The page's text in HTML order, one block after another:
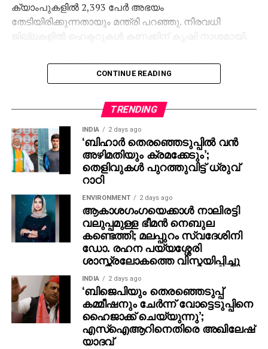
ക്യാംപുകളില്‍ 2,393 പേര്‍ അഭയം
തേടിയിരിക്കുന്നതായും മന്ത്രി പറഞ്ഞു. നിരവധി
ജില്ലകളില്‍ ഹെക്ടറുകള്‍ കണക്കിന് കൃഷി നാശമായി.
ചുഴലിക്കാറ്റ് നിലവില്‍ ചെന്നൈ തീരത്തു നിന്ന്
ഏകദേശം 180 കിലോമീറ്റര്‍ അകലെയാണ്. മണിക്കൂറില്‍
വൈകിട്ടോടെ ഇത് തീവ്രന്യൂനമര്‍ദ്ദമാവുകയും, 24
മണിക്കൂറിനുള്ളില്‍ ചെന്നൈ തീരത്തിന് സമീപം
എത്തുമ്പോഴേക്കും ശക്തി കുറച്ച് ന്യൂനമര്‍ദ്ദമായി
മാറുകയും ചെയ്യും. കരയോട് അടുക്കുമ്പോള്‍
തീരദേശ ജില്ലകളില്‍ ശക്തമായ മഴയും കാറ്റും
അനുഭവപ്പെടും. മറീന, പട്ടിണപ്പാക്കം, ബസന്ത് നഗര്‍
തുടങ്ങിയ ബീച്ചുകളില്‍ സഞ്ചാര നിരോധനം
ഏര്‍പ്പെടുത്തിയിട്ടുണ്ട്.
ശ്രീലങ്കയില്‍ ഡിറ്റ് വാ ഗുരുതര നാശം വിതച്ചിട്ടുണ്ട്.
മരണം 159 ആയി ഉയര്‍ന്നിരിക്കുകയാണ്. 191 പേര്‍
കാണാതായിട്ടുണ്ട്. ഇന്ത്യന്‍ നാവികസേനയും
എന്‍ഡിആര്‍എഫ് സമ്പ്രദായങ്ങളും ശ്രീലങ്കയില്‍
വ്യാപകമായ രക്ഷാപ്രവര്‍ത്തനം തുടരുന്നുണ്ട്.
രാജ്യത്ത് പ്രസിഡന്റ് അനുര കുമാര ദിസ്സനായകെ
അടിയന്തരാവസ്ഥ പ്രഖ്യാപിച്ചിട്ടുണ്ട്.
CONTINUE READING
TRENDING
INDIA 2 days ago
‘ബിഹാർ തെരഞ്ഞെടുപ്പിൽ വൻ
അഴിമതിയും ക്രമക്കേടും’;
തെളിവുകൾ പുറത്തുവിട്ട് ധ്രുവ്
റാഠി
ENVIRONMENT 2 days ago
ആകാശഗംഗയെക്കാള്‍ നാലിരട്ടി
വലുപ്പമുള്ള ഭീമന്‍ നെബുല
കണ്ടെത്തി; മലപ്പുറം സ്വദേശിനി
ഡോ. രഹന പയ്യശ്ശേരി
ശാസ്ത്രലോകത്തെ വിസ്മയിപ്പിച്ചു
INDIA 2 days ago
‘ബിജെപിയും തെരഞ്ഞെടുപ്പ്
കമ്മീഷനും ചേർന്ന് വോട്ടെടുപ്പിനെ
ഹൈജാക്ക് ചെയ്യുന്നു’;
എസ്ഐആറിനെതിരെ അഖിലേഷ്
യാദവ്